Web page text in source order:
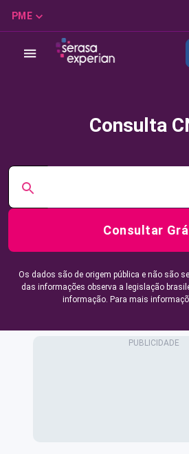
PME
Consulta
Consultar
Os dados são de origem pública e não são
das informações observa a legislação
informação. Para mais